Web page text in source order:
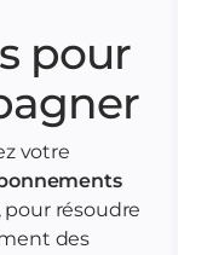
pour
votre
pour résoudre
des